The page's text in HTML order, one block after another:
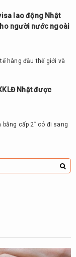
lao động Nhật
người nước ngoài
hàng đầu thế giới và
Nhật được
bằng cấp 2” có đi sang